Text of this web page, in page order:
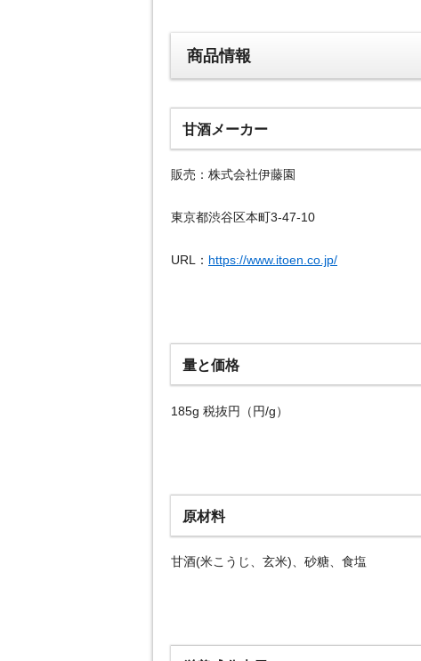
商品情報
甘酒メーカー
販売：株式会社伊藤園
東京都渋谷区本町3-47-10
URL： https://www.itoen.co.jp/
量と価格
185g 税抜円（円/g）
原材料
甘酒(米こうじ、玄米)、砂糖、食塩